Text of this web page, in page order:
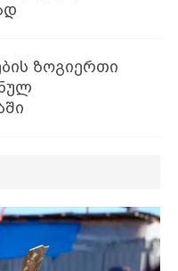
ზოგიერთი